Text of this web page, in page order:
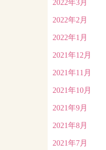
2022年3月
2022年2月
2022年1月
2021年12月
2021年11月
2021年10月
2021年9月
2021年8月
2021年7月